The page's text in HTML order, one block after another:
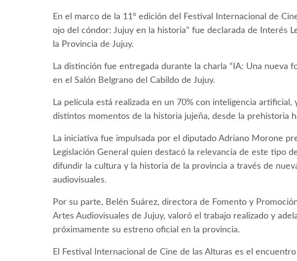
En el marco de la 11° edición del Festival Internacional de
ojo del cóndor: Jujuy en la historia” fue declarada de Interés
la Provincia de Jujuy.
La distinción fue entregada durante la charla “IA: Una nueva
en el Salón Belgrano del Cabildo de Jujuy.
La película está realizada en un 70% con inteligencia
distintos momentos de la historia jujeña, desde la prehistoria
La iniciativa fue impulsada por el diputado Adriano Morone
Legislación General quien destacó la relevancia de este tipo
difundir la cultura y la historia de la provincia a través de
audiovisuales.
Por su parte, Belén Suárez, directora de Fomento y
Artes Audiovisuales de Jujuy, valoró el trabajo realizado y
próximamente su estreno oficial en la provincia.
El Festival Internacional de Cine de las Alturas es el